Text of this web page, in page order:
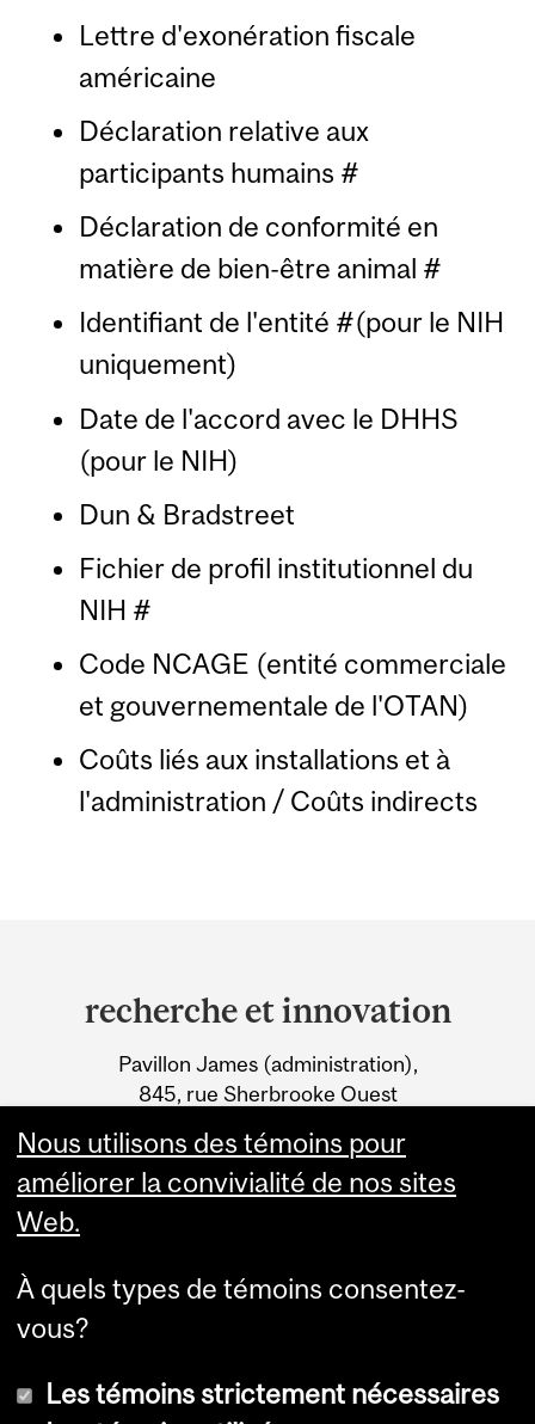
Lettre d'exonération fiscale
américaine
Déclaration relative aux
participants humains #
Déclaration de conformité en
matière de bien-être animal #
Identifiant de l'entité #(pour le NIH
uniquement)
Date de l'accord avec le DHHS
(pour le NIH)
Dun & Bradstreet
Fichier de profil institutionnel du
NIH #
Code NCAGE (entité commerciale
et gouvernementale de l'OTAN)
Coûts liés aux installations et à
l'administration / Coûts indirects
and
Information
recherche et innovation
Pavillon James (administration),
845, rue Sherbrooke Ouest
Nous utilisons des témoins pour
améliorer la convivialité de nos sites
Web.
À quels types de témoins consentez-
vous?
Les témoins strictement nécessaires